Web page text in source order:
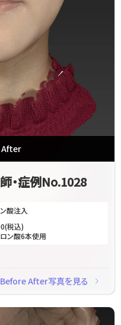
After
・症例No.1028
酸注入
税込)
ン酸6本使用
Before After写真を見る navigate_next